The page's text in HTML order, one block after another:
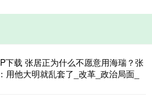
下载 张居正为什么不愿意用海瑞？张
用他大明就乱套了_改革_政治局面_